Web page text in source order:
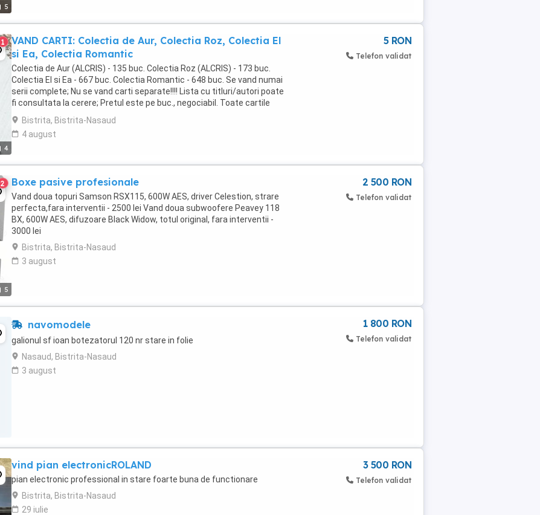
5
4
1
VAND CARTI: Colectia de Aur, Colectia Roz, Colectia El
si Ea, Colectia Romantic
Colectia de Aur (ALCRIS) - 135 buc. Colectia Roz (ALCRIS) - 173 buc.
Colectia El si Ea - 667 buc. Colectia Romantic - 648 buc. Se vand numai
serii complete; Nu se vand carti separate!!!! Lista cu titluri/autori poate
fi consultata la cerere; Pretul este pe buc., negociabil. Toate cartile
sunt in stare ...
Bistrita, Bistrita-Nasaud
4 august
5 RON
Telefon validat
5
2 Boxe pasive profesionale
Vand doua topuri Samson RSX115, 600W AES, driver Celestion, strare
perfecta,fara interventii - 2500 lei Vand doua subwoofere Peavey 118
BX, 600W AES, difuzoare Black Widow, totul original, fara interventii -
3000 lei
Bistrita, Bistrita-Nasaud
3 august
2 500 RON
Telefon validat
navomodele
galionul sf ioan botezatorul 120 nr stare in folie
Nasaud, Bistrita-Nasaud
3 august
1 800 RON
Telefon validat
vind pian electronicROLAND
pian electronic professional in stare foarte buna de functionare
Bistrita, Bistrita-Nasaud
29 iulie
3 500 RON
Telefon validat